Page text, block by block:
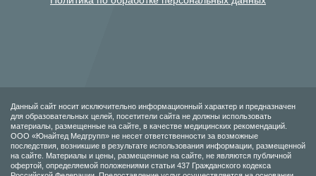
Данный сайт носит исключительно информационный характер и предназначен
для образовательных целей, посетители сайта не должны использовать
материалы, размещенные на сайте, в качестве медицинских рекомендаций.
ООО «Юнайтед Медгрупп» не несет ответственности за возможные
последствия, возникшие в результате использования информации, размещенной
на сайте. Материалы и цены, размещенные на сайте, не являются публичной
офертой, определяемой положениями статьи 437 Гражданского кодекса